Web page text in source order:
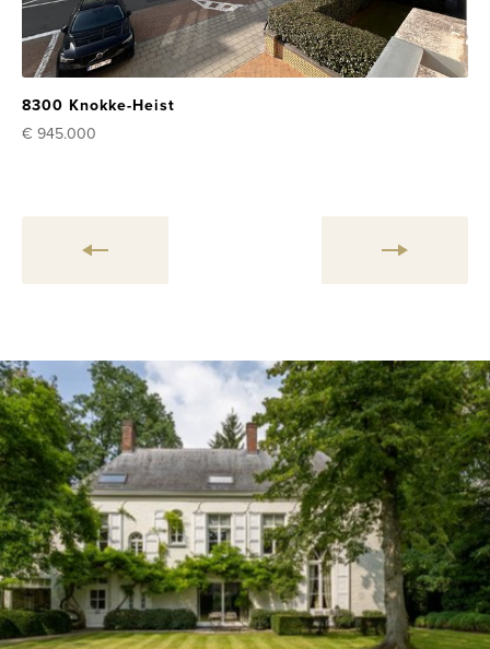
8300 Knokke-Heist
€ 945.000